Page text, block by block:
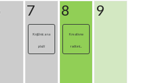
7
Knjižnica na
plaži
8
Kreativne
radioni...
9